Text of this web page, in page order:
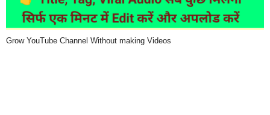
Grow YouTube Channel Without making Videos